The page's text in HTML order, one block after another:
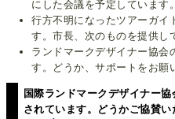
にした会議を予定しています
行方不明になったツアーガイ
す。市長、次のものを提供し
ランドマークデザイナー協会
す。どうか、サポートをお願
国際ランドマークデザイナー
されています。どうかご協賛